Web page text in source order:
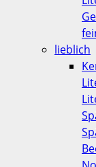
lieblich